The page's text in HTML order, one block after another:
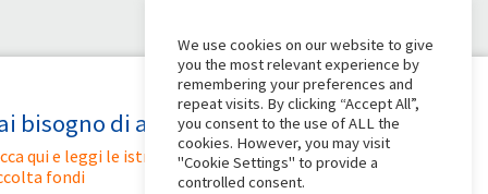
bisogno di aiuto?
qui e leggi le istruzioni per creare la tua
fondi
We use cookies on our website to give
you the most relevant experience by
remembering your preferences and
repeat visits. By clicking “Accept All”,
you consent to the use of ALL the
cookies. However, you may visit
"Cookie Settings" to provide a
controlled consent.